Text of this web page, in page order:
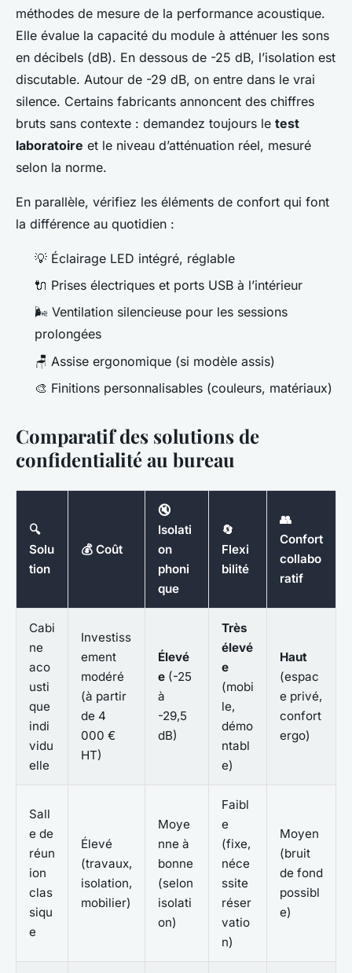
méthodes de mesure de la performance acoustique.
Elle évalue la capacité du module à atténuer les sons
en décibels (dB). En dessous de -25 dB, l’isolation est
discutable. Autour de -29 dB, on entre dans le vrai
silence. Certains fabricants annoncent des chiffres
bruts sans contexte : demandez toujours le test
laboratoire et le niveau d’atténuation réel, mesuré
selon la norme.
En parallèle, vérifiez les éléments de confort qui font
la différence au quotidien :
💡 Éclairage LED intégré, réglable
🔌 Prises électriques et ports USB à l’intérieur
🌬️ Ventilation silencieuse pour les sessions
prolongées
🪑 Assise ergonomique (si modèle assis)
🎨 Finitions personnalisables (couleurs, matériaux)
Comparatif des solutions de
confidentialité au bureau
🔍
Solu
tion
💰 Coût
🔇
Isolati
on
phoni
que
🔄
Flexi
bilité
👥
Confort
collabo
ratif
Cabi
ne
aco
usti
que
indi
vidu
elle
Investiss
ement
modéré
(à partir
de 4
000 €
HT)
Élevé
e (-25
à
-29,5
dB)
Très
élevé
e
(mobi
le,
démo
ntabl
e)
Haut
(espac
e privé,
confort
ergo)
Sall
e de
réun
ion
clas
siqu
e
Élevé
(travaux,
isolation,
mobilier)
Moye
nne à
bonne
(selon
isolati
on)
Faibl
e
(fixe,
néce
ssite
réser
vatio
n)
Moyen
(bruit
de fond
possibl
e)